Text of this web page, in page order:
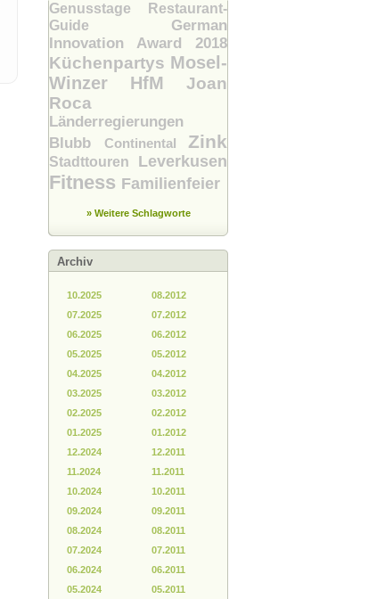
Genusstage
Restaurant-
Guide German
Innovation Award 2018
Küchenpartys Mosel-
Winzer HfM Joan
Roca
Länderregierungen
Blubb
Continental Zink
Stadttouren Leverkusen
Fitness Familienfeier
» Weitere Schlagworte
Archiv
10.2025
07.2025
06.2025
05.2025
04.2025
03.2025
02.2025
01.2025
12.2024
11.2024
10.2024
09.2024
08.2024
07.2024
06.2024
05.2024
08.2012
07.2012
06.2012
05.2012
04.2012
03.2012
02.2012
01.2012
12.2011
11.2011
10.2011
09.2011
08.2011
07.2011
06.2011
05.2011